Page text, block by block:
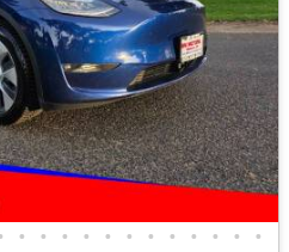
• • • • • • • • • • • •